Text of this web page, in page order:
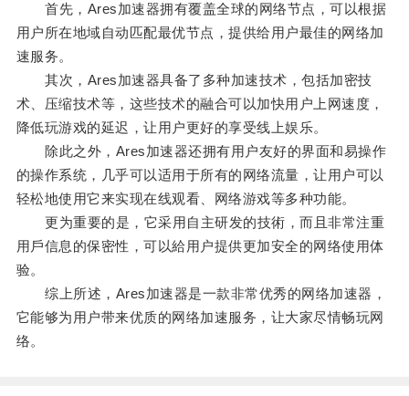
首先，Ares加速器拥有覆盖全球的网络节点，可以根据
用户所在地域自动匹配最优节点，提供给用户最佳的网络加
速服务。
其次，Ares加速器具备了多种加速技术，包括加密技
术、压缩技术等，这些技术的融合可以加快用户上网速度，
降低玩游戏的延迟，让用户更好的享受线上娱乐。
除此之外，Ares加速器还拥有用户友好的界面和易操作
的操作系统，几乎可以适用于所有的网络流量，让用户可以
轻松地使用它来实现在线观看、网络游戏等多种功能。
更为重要的是，它采用自主研发的技術，而且非常注重
用戶信息的保密性，可以給用户提供更加安全的网络使用体
验。
综上所述，Ares加速器是一款非常优秀的网络加速器，
它能够为用户带来优质的网络加速服务，让大家尽情畅玩网
络。